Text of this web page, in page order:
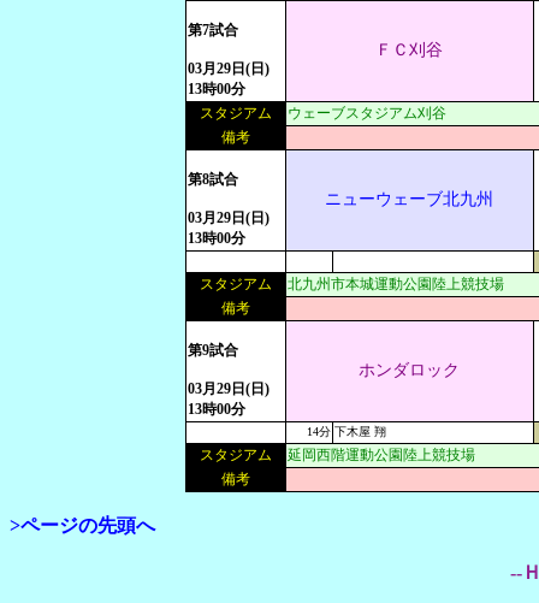
第7試合
03月29日(日)
13時00分
ＦＣ刈谷
スタジアム
ウェーブスタジアム刈谷
備考
第8試合
03月29日(日)
13時00分
ニューウェーブ北九州
スタジアム
北九州市本城運動公園陸上競技場
備考
第9試合
03月29日(日)
13時00分
ホンダロック
14分 下木屋 翔
スタジアム
延岡西階運動公園陸上競技場
備考
>ページの先頭へ
--